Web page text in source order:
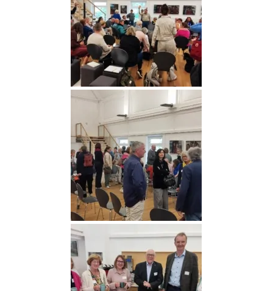
Medien (21)
Medien (22)